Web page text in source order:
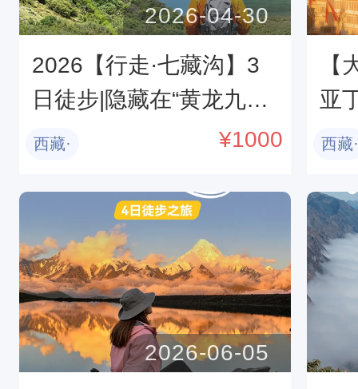
2026【行走·七藏沟】3
日徒步|隐藏在“黄龙九寨”
深处的原始秘境
2026-04-30
西藏· ¥1000
亚
+
街
西藏·
2026-06-05